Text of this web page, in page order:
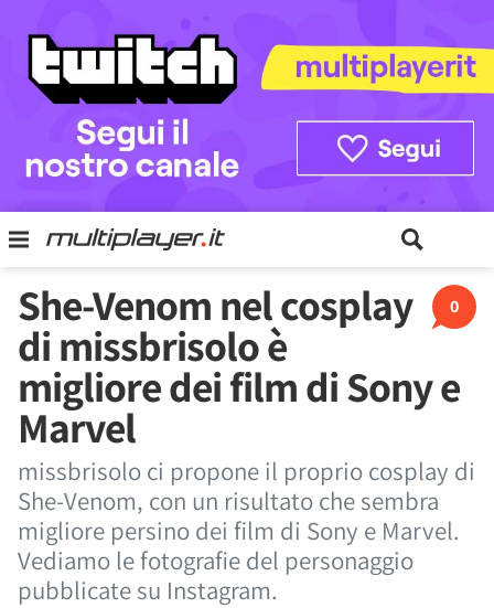
0
She-Venom nel cosplay
di missbrisolo è
migliore dei film di Sony e
Marvel
missbrisolo ci propone il proprio cosplay di
She-Venom, con un risultato che sembra
migliore persino dei film di Sony e Marvel.
Vediamo le fotografie del personaggio
pubblicate su Instagram.